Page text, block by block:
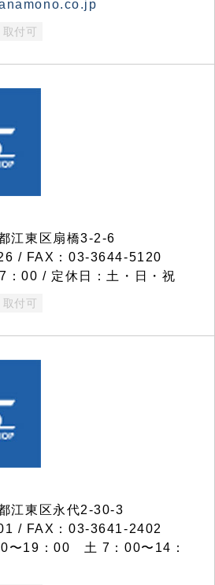
取付可
江東区扇橋3-2-6
/ FAX：03-3644-5120
：00 / 定休日：土・日・祝
取付可
江東区永代2-30-3
/ FAX：03-3641-2402
〜19：00 土 7：00〜14：